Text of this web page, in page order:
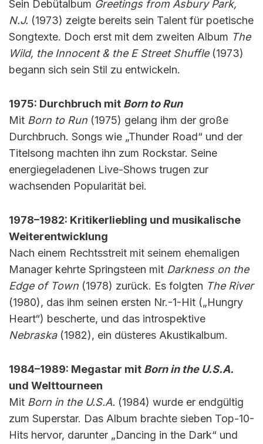
Sein Debütalbum Greetings from Asbury Park,
N.J. (1973) zeigte bereits sein Talent für poetische
Songtexte. Doch erst mit dem zweiten Album The
Wild, the Innocent & the E Street Shuffle(1973)
begann sich sein Stil zu entwickeln.
1975: Durchbruch mit Born to Run
Mit Born to Run (1975) gelang ihm der große
Durchbruch. Songs wie „Thunder Road“ und der
Titelsong machten ihn zum Rockstar. Seine
energiegeladenen Live-Shows trugen zur
wachsenden Popularität bei.
1978–1982: Kritikerliebling und musikalische
Weiterentwicklung
Nach einem Rechtsstreit mit seinem ehemaligen
Manager kehrte Springsteen mit Darkness on the
Edge of Town (1978) zurück. Es folgten The River
(1980), das ihm seinen ersten Nr.-1-Hit („Hungry
Heart“) bescherte, und das introspektive
Nebraska(1982), ein düsteres Akustikalbum.
1984–1989: Megastar mit Born in the U.S.A.
und Welttourneen
Mit Born in the U.S.A. (1984) wurde er endgültig
zum Superstar. Das Album brachte sieben Top-10-
Hits hervor, darunter „Dancing in the Dark“ und